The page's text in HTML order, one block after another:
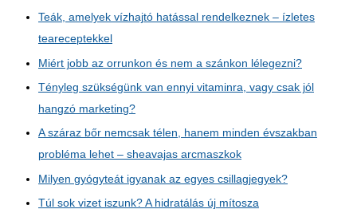
Teák, amelyek vízhajtó hatással rendelkeznek – ízletes
teareceptekkel
Miért jobb az orrunkon és nem a szánkon lélegezni?
Tényleg szükségünk van ennyi vitaminra, vagy csak jól
hangzó marketing?
A száraz bőr nemcsak télen, hanem minden évszakban
probléma lehet – sheavajas arcmaszkok
Milyen gyógyteát igyanak az egyes csillagjegyek?
Túl sok vizet iszunk? A hidratálás új mítosza